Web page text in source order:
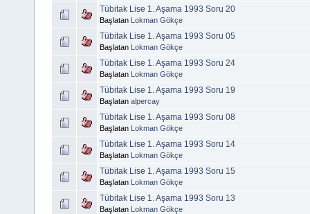
Tübitak Lise 1. Aşama 1993 Soru 20
Başlatan Lokman Gökçe
Tübitak Lise 1. Aşama 1993 Soru 05
Başlatan Lokman Gökçe
Tübitak Lise 1. Aşama 1993 Soru 24
Başlatan Lokman Gökçe
Tübitak Lise 1. Aşama 1993 Soru 19
Başlatan alpercay
Tübitak Lise 1. Aşama 1993 Soru 08
Başlatan Lokman Gökçe
Tübitak Lise 1. Aşama 1993 Soru 14
Başlatan Lokman Gökçe
Tübitak Lise 1. Aşama 1993 Soru 15
Başlatan Lokman Gökçe
Tübitak Lise 1. Aşama 1993 Soru 13
Başlatan Lokman Gökçe